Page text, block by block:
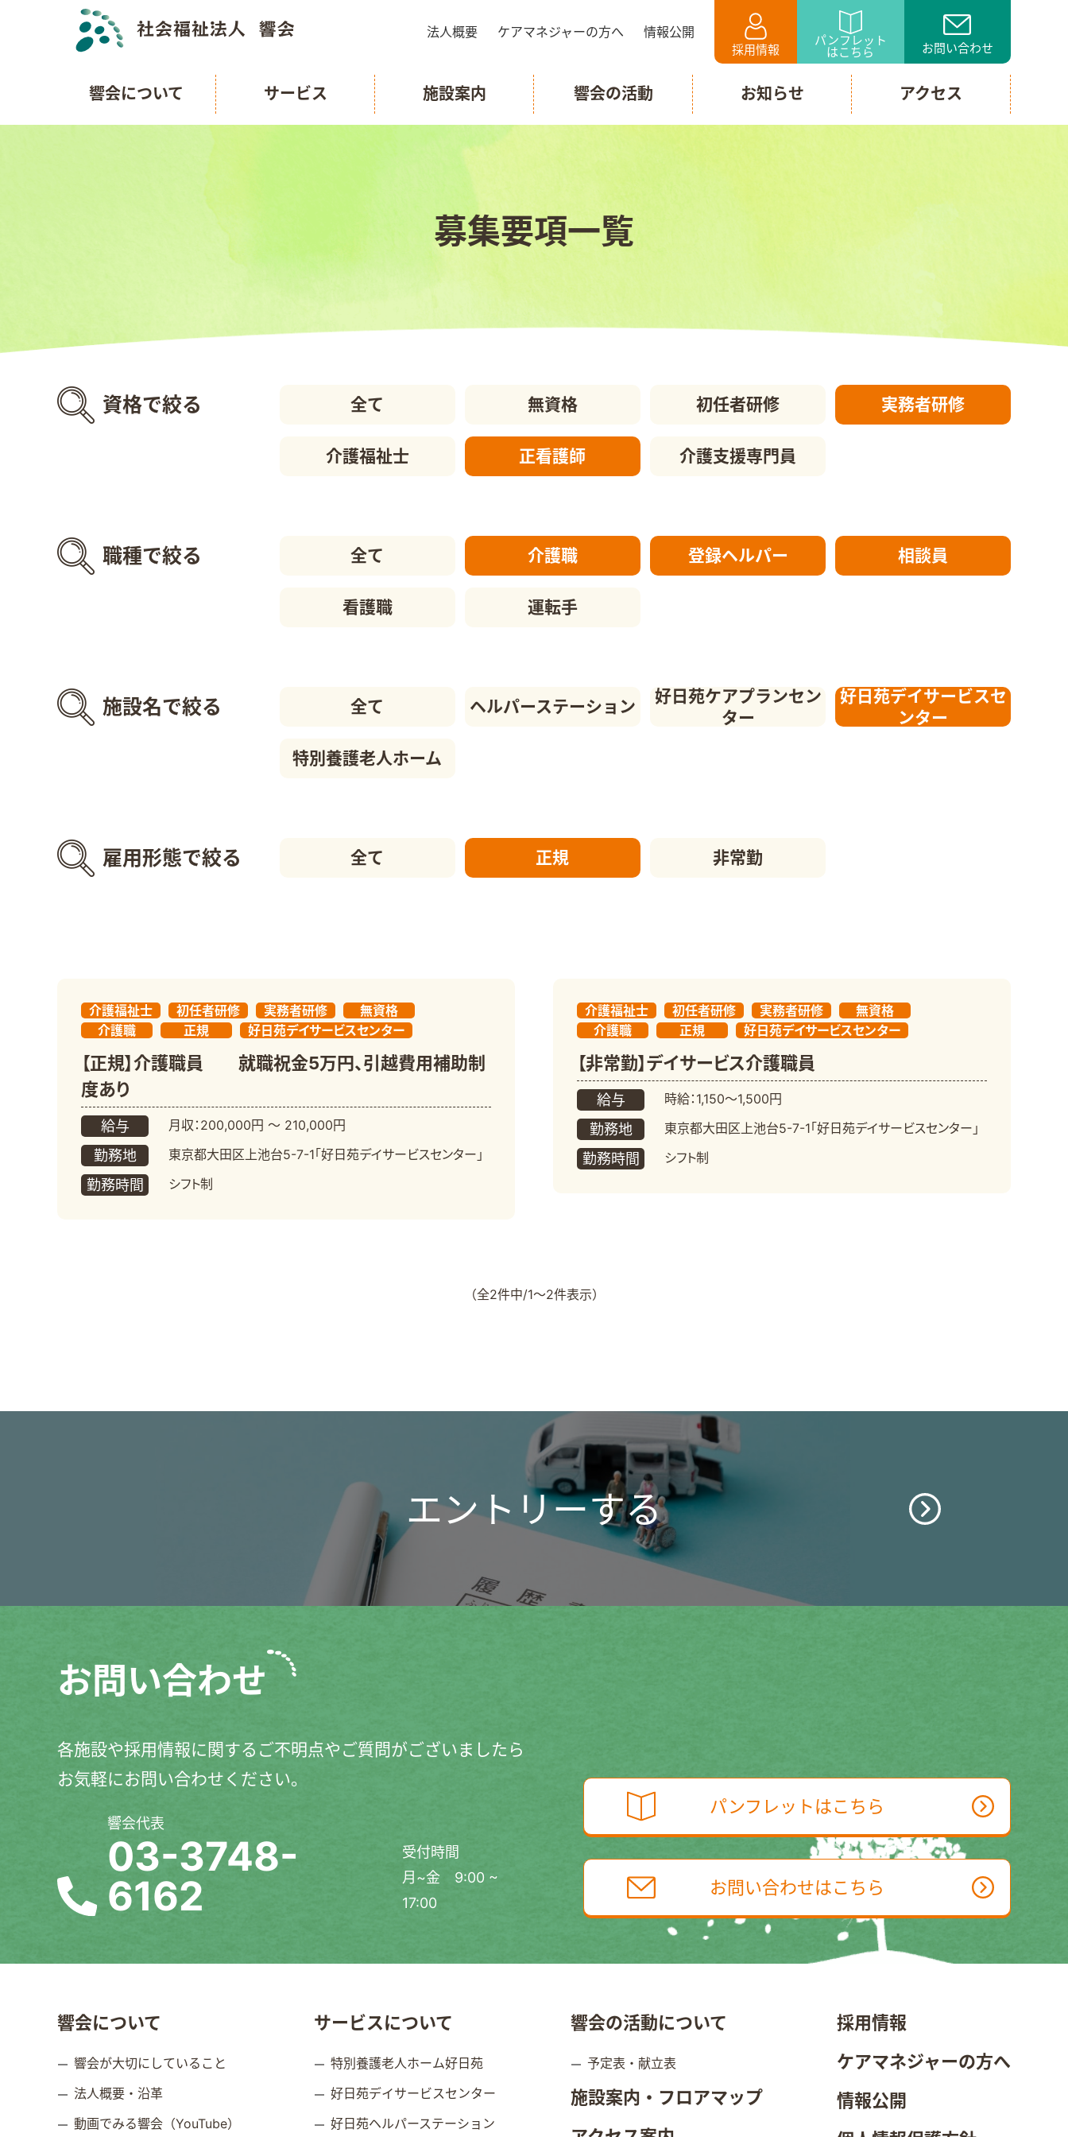
法人概要 ケアマネジャーの方へ 情報公開
採用情報
パンフレット
はこちら お問い合わせ
響会について サービス 施設案内 響会の活動 お知らせ アクセス
募集要項一覧
資格で絞る 全て 無資格 初任者研修 実務者研修
介護福祉士 正看護師 介護支援専門員
職種で絞る 全て 介護職 登録ヘルパー 相談員
看護職 運転手
施設名で絞る 全て ヘルパーステーション
好日苑ケアプランセン
ター
好日苑デイサービスセ
ンター
特別養護老人ホーム
雇用形態で絞る 全て 正規 非常勤
介護福祉士 初任者研修 実務者研修
無資格
介護職
正規 好日苑デイサービスセンター
【正規】介護職員 就職祝金5万円、引越費用補助制
度あり
給与 月収：200,000円 〜 210,000円
勤務地 東京都大田区上池台5-7-1「好日苑デイサービスセンター」
勤務時間 シフト制
介護福祉士 初任者研修 実務者研修
無資格
介護職
正規 好日苑デイサービスセンター
【非常勤】デイサービス介護職員
給与 時給：1,150～1,500円
勤務地 東京都大田区上池台5-7-1「好日苑デイサービスセンター」
勤務時間 シフト制
（全2件中/1～2件表示）
エントリーする
お問い合わせ
各施設や採用情報に関するご不明点やご質問がございましたら
お気軽にお問い合わせください。
響会代表
03-3748-
6162
受付時間
月~金 9:00 ~
17:00
パンフレットはこちら
お問い合わせはこちら
響会について
響会が大切にしていること
法人概要・沿革
動画でみる響会（YouTube）
サービスについて
特別養護老人ホーム好日苑
好日苑デイサービスセンター
好日苑ヘルパーステーション
響会の活動について
予定表・献立表
施設案内・フロアマップ
採用情報
ケアマネジャーの方へ
情報公開